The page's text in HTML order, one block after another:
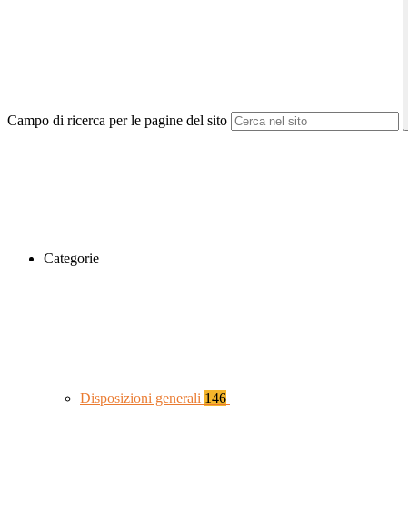
Campo di ricerca per le pagine del sito
Categorie
Disposizioni generali 146